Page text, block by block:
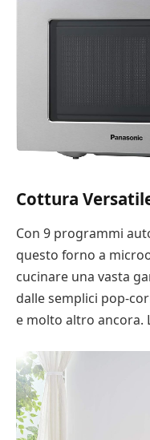
Cottura
Con 9 programmi
questo forno a
cucinare una vasta
dalle semplici pop-
e molto altro ancora.